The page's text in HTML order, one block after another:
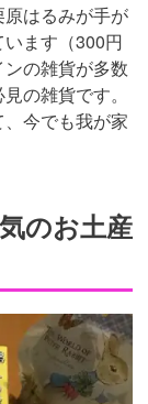
はるみが手が
ます（300円
の雑貨が多数
の雑貨です。
今でも我が家
のお土産